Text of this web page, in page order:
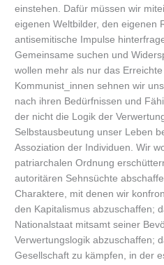
einstehen. Dafür müssen wir
eigenen Weltbilder, den eigenen
antisemitische Impulse
Gemeinsame suchen und
wollen mehr als nur das
Kommunist_innen sehnen wir
nach ihren Bedürfnissen und
der nicht die Logik der
Selbstausbeutung unser Leben
Assoziation der Individuen. Wir
patriarchalen Ordnung
autoritären Sehnsüchte
Charaktere, mit denen wir
den Kapitalismus abzuschaffen;
Nationalstaat mitsamt seiner
Verwertungslogik abzuschaffen;
Gesellschaft zu kämpfen, in der